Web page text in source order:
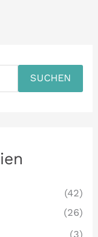
SUCHEN
(42)
(26)
(3)